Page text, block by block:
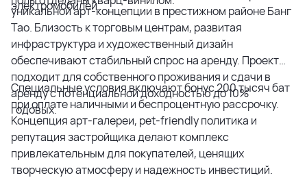
электромобилей.
уникальной арт-концепции в престижном районе Банг
Тао. Близость к торговым центрам, развитая
инфраструктура и художественный дизайн
обеспечивают стабильный спрос на аренду. Проект
подходит для собственного проживания и сдачи в
аренду с потенциальной доходностью до 10%
годовых.
Специальные условия включают бонус 200 тысяч бат
при оплате наличными и беспроцентную рассрочку.
Концепция арт-галереи, pet-friendly политика и
репутация застройщика делают комплекс
привлекательным для покупателей, ценящих
творческую атмосферу и надежность инвестиций.